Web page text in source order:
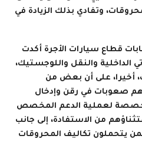
وتفادي بذلك الزيادة في
قطاع سيارات الأجرة أكدت
الداخلية والنقل واللوجستيك،
أخيرا، على أن بعض من
صعوبات في رقن وإدخال
لعملية الدعم المخصص
من الاستفادة، إلى جانب
يتحملون تكاليف المحروقات